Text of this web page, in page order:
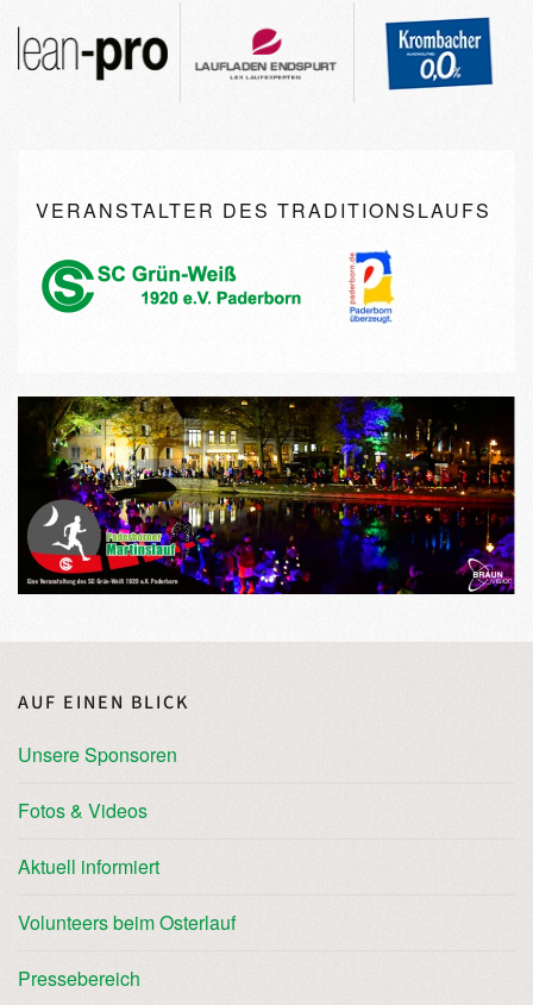
VERANSTALTER DES TRADITIONSLAUFS
AUF EINEN BLICK
Unsere Sponsoren
Fotos & Videos
Aktuell informiert
Volunteers beim Osterlauf
Pressebereich